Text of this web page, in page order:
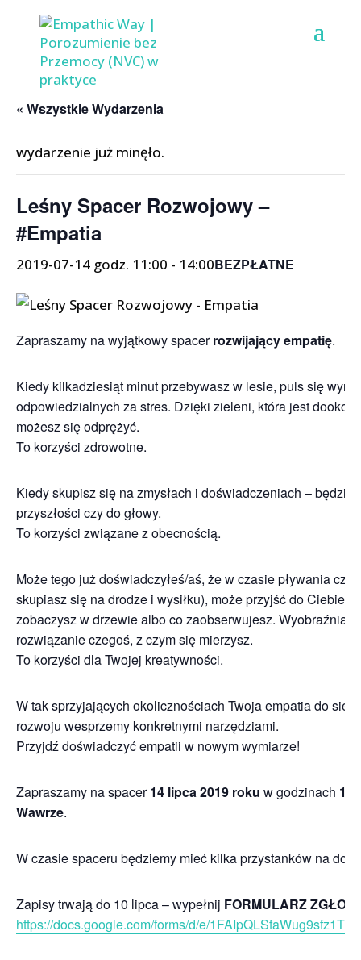
« Wszystkie Wydarzenia
wydarzenie już minęło.
Leśny Spacer Rozwojowy –
#Empatia
2019-07-14 godz. 11:00 - 14:00BEZPŁATNE
Zapraszamy na wyjątkowy spacerrozwijający empatię.
Kiedy kilkadziesiąt minut przebywasz w lesie, puls się
odpowiedzialnych za stres. Dzięki zieleni, która jest
możesz się odprężyć.
To korzyści zdrowotne.
Kiedy skupisz się na zmysłach i doświadczeniach –
przyszłości czy do głowy.
To korzyści związane z obecnością.
Może tego już doświadczyłeś/aś, że w czasie pływania
skupiasz się na drodze i wysiłku), może przyjść do Ciebie
zobaczysz w drzewie albo co zaobserwujesz. Wyobraźnia
rozwiązanie czegoś, z czym się mierzysz.
To korzyści dla Twojej kreatywności.
W tak sprzyjających okolicznościach Twoja empatia do
rozwoju wesprzemy konkretnymi narzędziami.
Przyjdź doświadczyć empatii w nowym wymiarze!
Zapraszamy na spacer14 lipca 2019 roku w godzinach
Wawrze.
W czasie spaceru będziemy mieć kilka przystanków na
Zapisy trwają do 10 lipca – wypełnij FORMULARZ
https://docs.google.com/forms/d/e/